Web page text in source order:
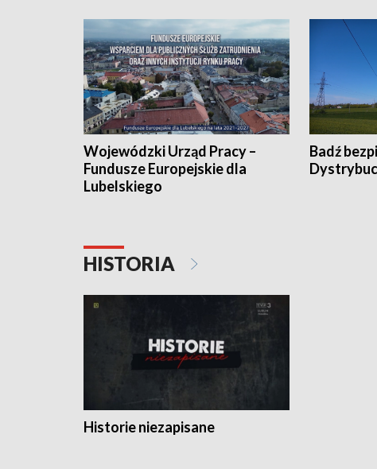
Wojewódzki Urząd Pracy –
Fundusze Europejskie dla
Lubelskiego
Badź
HISTORIA
Historie niezapisane